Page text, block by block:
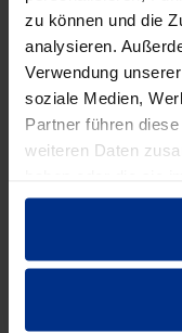
zu können und die
analysieren.
Verwendung
soziale Medien,
Partner führen
weiteren Daten
gesammelt haben.